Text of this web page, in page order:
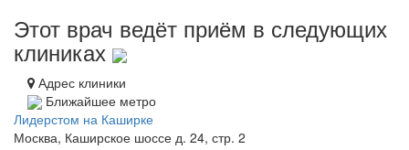
Этот врач ведёт приём в следующих
клиниках
Адрес клиники
Ближайшее метро
Лидерстом на Каширке
Москва, Каширское шоссе д. 24, стр. 2